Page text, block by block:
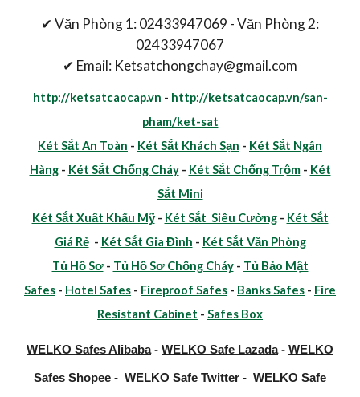
✔ Văn Phòng 1: 02433947069 - Văn Phòng 2:
02433947067
✔ Email: Ketsatchongchay@gmail.com
http://ketsatcaocap.vn - http://ketsatcaocap.vn/san-
pham/ket-sat
Két Sắt An Toàn - Két Sắt Khách Sạn - Két Sắt Ngân
Hàng- Két Sắt Chống Cháy- Két Sắt Chống Trộm- Két
Sắt Mini
Két Sắt Xuất Khẩu Mỹ- Két Sắt Siêu Cường- Két Sắt
Giá Rẻ- Két Sắt Gia Đình - Két Sắt Văn Phòng
Tủ Hồ Sơ- Tủ Hồ Sơ Chống Cháy- Tủ Bảo Mật
Safes - Hotel Safes - Fireproof Safes - Banks Safes - Fire
Resistant Cabinet - Safes Box
WELKO Safes Alibaba- WELKO Safe Lazada- WELKO
Safes Shopee - WELKO Safe Twitter - WELKO Safe